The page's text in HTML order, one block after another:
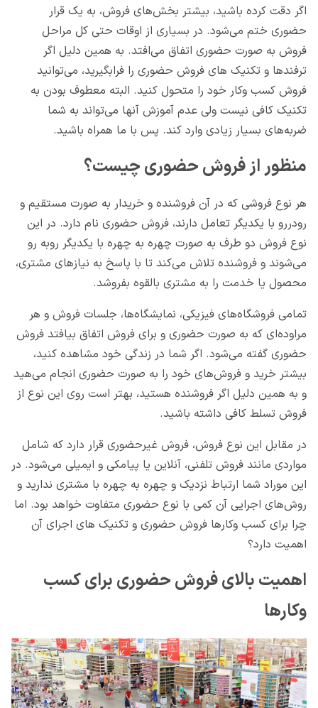
اگر دقت کرده باشید، بیشتر بخش‌های فروش، به یک قرار
حضوری ختم می‌شود. در بسیاری از اوقات حتی کل مراحل
فروش به صورت حضوری اتفاق می‌افتد. به همین دلیل اگر
ترفندها و تکنیک های فروش حضوری را فرابگیرید، می‌توانید
فروش کسب وکار خود را متحول کنید. البته معطوف بودن به
تکنیک کافی نیست ولی عدم آموزش آنها می‌تواند به شما
ضربه‌های بسیار زیادی وارد کند. پس با ما همراه باشید.
منظور از فروش حضوری چیست؟
هر نوع فروشی که در آن فروشنده و خریدار به صورت مستقیم و
رودررو با یکدیگر تعامل دارند، فروش حضوری نام دارد. در این
نوع فروش دو طرف به صورت چهره به چهره با یکدیگر روبه رو
می‌شوند و فروشنده تلاش می‌کند تا با پاسخ به نیازهای مشتری،
محصول یا خدمت را به مشتری بالقوه بفروشد.
تمامی فروشگاه‌های فیزیکی، نمایشگاه‌ها، جلسات فروش و هر
مراوده‌ای که به صورت حضوری و برای فروش اتفاق بیافتد فروش
حضوری گفته می‌شود. اگر شما در زندگی خود مشاهده کنید،
بیشتر خرید و فروش‌های خود را به صورت حضوری انجام می‌هید
و به همین دلیل اگر فروشنده هستید، بهتر است روی این نوع از
فروش تسلط کافی داشته باشید.
در مقابل این نوع فروش، فروش غیرحضوری قرار دارد که شامل
مواردی مانند فروش تلفنی، آنلاین یا پیامکی و ایمیلی می‌شود. در
این موراد شما ارتباط نزدیک و چهره به چهره با مشتری ندارید و
روش‌های اجرایی آن کمی با نوع حضوری متفاوت خواهد بود. اما
چرا برای کسب وکارها فروش حضوری و تکنیک های اجرای آن
اهمیت دارد؟
اهمیت بالای فروش حضوری برای کسب
وکارها